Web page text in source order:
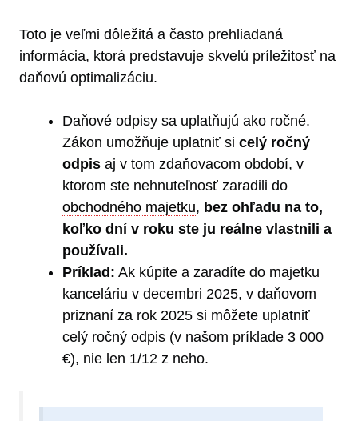
Toto je veľmi dôležitá a často prehliadaná
informácia, ktorá predstavuje skvelú príležitosť na
daňovú optimalizáciu.
Daňové odpisy sa uplatňujú ako ročné.
Zákon umožňuje uplatniť si celý ročný
odpis aj v tom zdaňovacom období, v
ktorom ste nehnuteľnosť zaradili do
obchodného majetku, bez ohľadu na to,
koľko dní v roku ste ju reálne vlastnili a
používali.
Príklad: Ak kúpite a zaradíte do majetku
kanceláriu v decembri 2025, v daňovom
priznaní za rok 2025 si môžete uplatniť
celý ročný odpis (v našom príklade 3 000
€), nie len 1/12 z neho.